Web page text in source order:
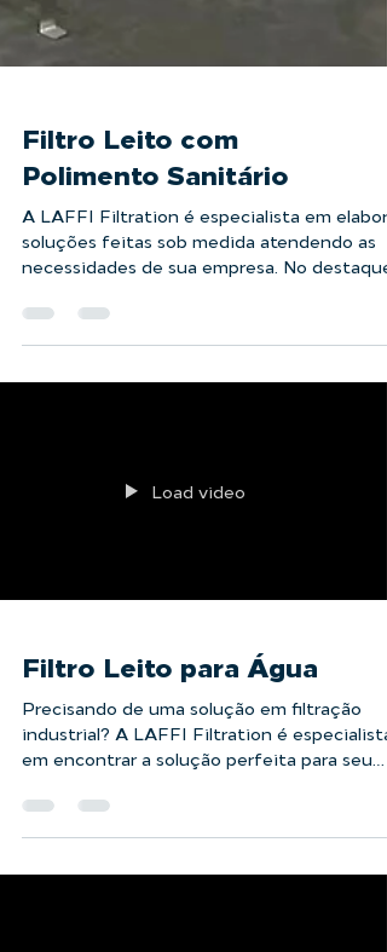
Filtro Leito com
Polimento Sanitário
A LAFFI Filtration é especialista em
necessidades de sua empresa. No destaque,
temos um...
Filtro Leito para Água
Precisando de uma solução em filtração
em encontrar a solução perfeita para seu
projeto. No...